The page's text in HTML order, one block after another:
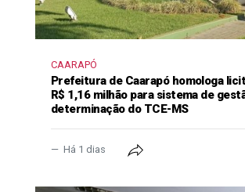
CAARAPÓ
Prefeitura de Caarapó homologa
R$ 1,16 milhão para sistema de
determinação do TCE-MS
Há 1 dias